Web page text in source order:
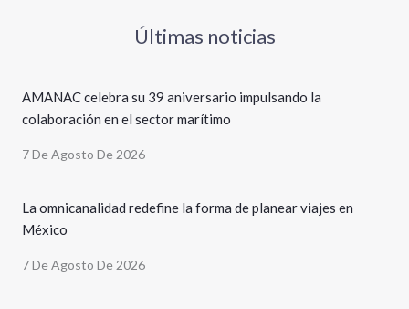
Últimas noticias
AMANAC celebra su 39 aniversario impulsando la
colaboración en el sector marítimo
7 De Agosto De 2026
La omnicanalidad redefine la forma de planear viajes en
México
7 De Agosto De 2026